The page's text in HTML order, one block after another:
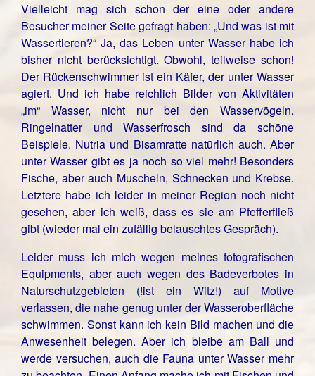
Vielleicht mag sich schon der eine oder andere
Besucher meiner Seite gefragt haben: „Und was ist mit
Wassertieren?“ Ja, das Leben unter Wasser habe ich
bisher nicht berücksichtigt. Obwohl, teilweise schon!
Der Rückenschwimmer ist ein Käfer, der unter Wasser
agiert. Und ich habe reichlich Bilder von Aktivitäten
„im“ Wasser, nicht nur bei den Wasservögeln.
Ringelnatter und Wasserfrosch sind da schöne
Beispiele. Nutria und Bisamratte natürlich auch. Aber
unter Wasser gibt es ja noch so viel mehr! Besonders
Fische, aber auch Muscheln, Schnecken und Krebse.
Letztere habe ich leider in meiner Region noch nicht
gesehen, aber ich weiß, dass es sie am Pfefferfließ
gibt (wieder mal ein zufällig belauschtes Gespräch).
Leider muss ich mich wegen meines fotografischen
Equipments, aber auch wegen des Badeverbotes in
Naturschutzgebieten (!ist ein Witz!) auf Motive
verlassen, die nahe genug unter der Wasseroberfläche
schwimmen. Sonst kann ich kein Bild machen und die
Anwesenheit belegen. Aber ich bleibe am Ball und
werde versuchen, auch die Fauna unter Wasser mehr